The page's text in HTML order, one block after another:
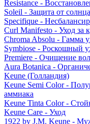
Resistance -
Soleil - Защита от солнца
Specifique -
Curl Manifesto - Уход
Chroma Absolu - Гамма
Symbiose - Роскошный
Premiere - Очищение
Aura Botanica -
Keune (Голландия)
Keune Semi Color -
аммиака
Keune Tinta Color -
Keune Care - Уход
1922 by J.M. Keune -